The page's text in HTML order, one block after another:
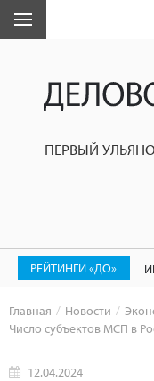
ПЕРВЫЙ
РЕЙТИНГИ «ДО»
Главная Новости
Число субъектов МСП в
12.04.2024